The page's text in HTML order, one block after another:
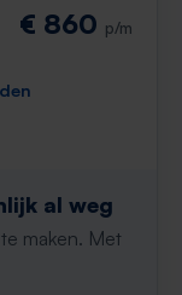
€ 860 p/m
al weg
maken. Met